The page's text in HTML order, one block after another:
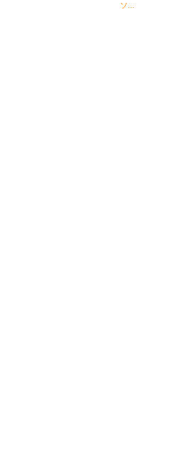
ソ...